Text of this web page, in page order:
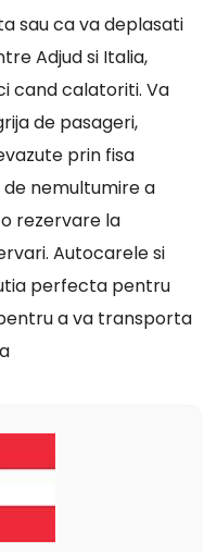
sau ca va deplasati
Adjud si Italia,
cand calatoriti. Va
de pasageri,
prin fisa
nemultumire a
rezervare la
Autocarele si
perfecta pentru
a va transporta